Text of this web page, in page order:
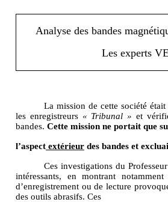
Analyse des bandes
Les experts
La mission de cette société
les enregistreurs « Tribunal » et
bandes. Cette mission ne portait que
l’aspect extérieur des bandes et
Ces investigations du
intéressants, en montrant
d’enregistrement ou de lecture
des outils abrasifs. Ces